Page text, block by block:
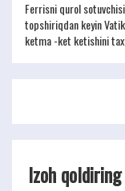
Ferrisni qurol
topshiriqdan keyin
ketma -ket ketishini
Izoh qoldiring